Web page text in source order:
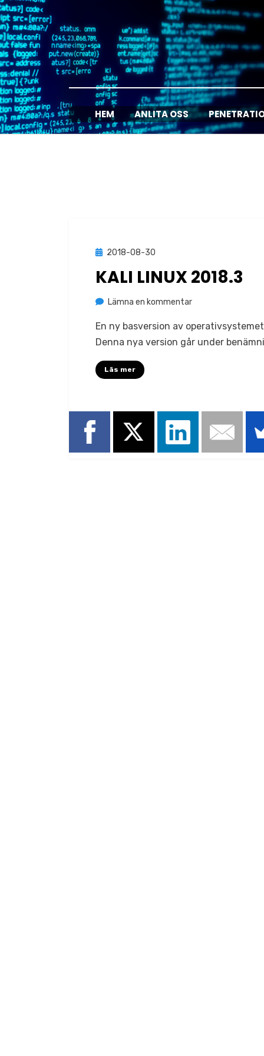
Hoppa
till
innehåll
HEM ANLITA OSS
Publicerad
2018-08-30
KALI LINUX 2018.3
avJonas Lejon
Lämna en kommentarpå
Linux
2018.3
En ny basversion av
Denna nya version går under
Läs mer